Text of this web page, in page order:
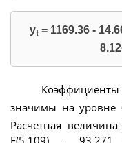
yt = 1169.36 -
Коэффициенты
значимы на уровне
Расчетная
F(5,109) = 93,271